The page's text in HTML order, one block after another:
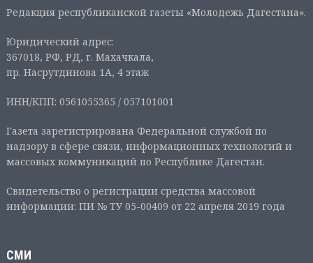
Редакция республиканской газеты «Молодежь Дагестана».
Юридический адрес:
367018, РФ, РД, г. Махачкала,
пр. Насрутдинова 1А, 4 этаж
ИНН/КПП: 0561055365 / 057101001
Газета зарегистрирована Федеральной службой по
надзору в сфере связи, информационных технологий и
массовых коммуникаций по Республике Дагестан.
Свидетельство о регистрации средства массовой
информации: ПИ № ТУ 05-00409 от 22 апреля 2019 года
СМИ